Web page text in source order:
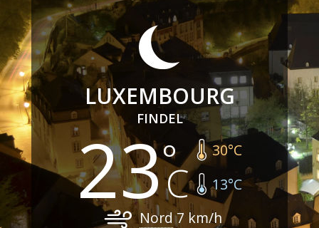
LUXEMBOURG
FINDEL
23 30°C
13°C
Nord7 km/h